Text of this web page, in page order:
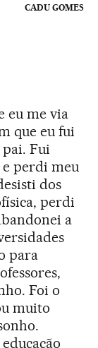
CADU GOMES
eu me via
que eu fui
Fui
e perdi meu
dos
perdi
a
para
Foi o
muito